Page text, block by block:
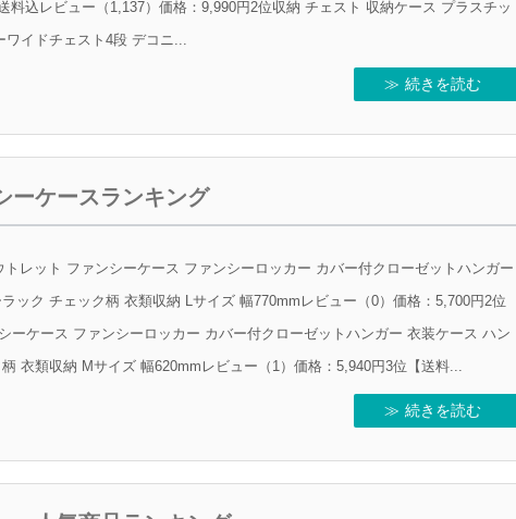
料込レビュー（1,137）価格：9,990円2位収納 チェスト 収納ケース プラスチッ
ワイドチェスト4段 デコニ...
続きを読む
ーケースランキング
トレット ファンシーケース ファンシーロッカー カバー付クローゼットハンガー
ック チェック柄 衣類収納 Lサイズ 幅770mmレビュー（0）価格：5,700円2位
ーケース ファンシーロッカー カバー付クローゼットハンガー 衣装ケース ハン
衣類収納 Mサイズ 幅620mmレビュー（1）価格：5,940円3位【送料...
続きを読む